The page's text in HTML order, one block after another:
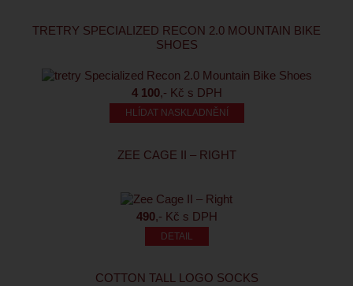
TRETRY SPECIALIZED RECON 2.0 MOUNTAIN BIKE
SHOES
4 100,- Kč s DPH
HLÍDAT NASKLADNĚNÍ
ZEE CAGE II – RIGHT
490,- Kč s DPH
COTTON TALL LOGO SOCKS